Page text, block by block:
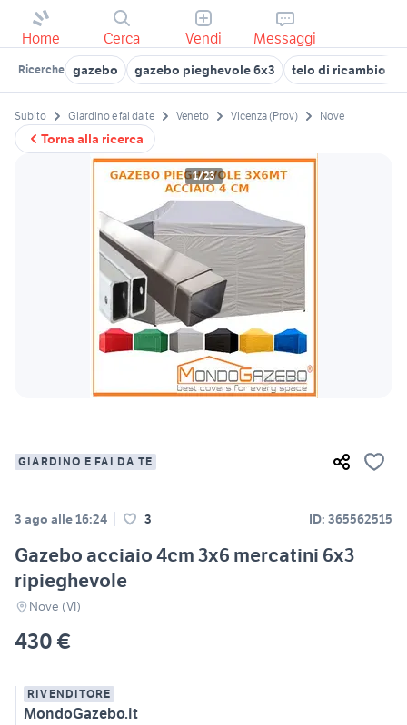
Home Cerca Vendi Messaggi
Ricerche gazebo gazebo pieghevole 6x3 telo di ricambio
Torna alla ricerca
Subito Giardino e fai da te Veneto Vicenza (Prov) Nove
1/23
GIARDINO E FAI DA TE
3 ago alle 16:24 3 ID: 365562515
Gazebo acciaio 4cm 3x6 mercatini 6x3
ripieghevole
Nove (VI)
430 €
RIVENDITORE
MondoGazebo.it